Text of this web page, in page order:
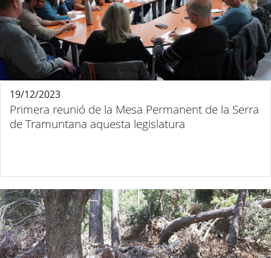
Primera reunió de la Mesa Permanent de la Serra
de Tramuntana aquesta legislatura
19/12/2023